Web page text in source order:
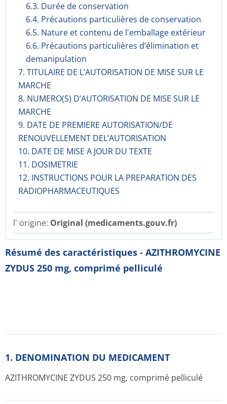
6.3. Durée de conservation
6.4. Précautions particulières de conservation
6.5. Nature et contenu de l'emballage extérieur
6.6. Précautions particulières d’élimination et
demanipulation
7. TITULAIRE DE L’AUTORISATION DE MISE SUR LE
MARCHE
8. NUMERO(S) D’AUTORISATION DE MISE SUR LE
MARCHE
9. DATE DE PREMIERE AUTORISATION/DE
RENOUVELLEMENT DEL’AUTORISATION
10. DATE DE MISE A JOUR DU TEXTE
11. DOSIMETRIE
12. INSTRUCTIONS POUR LA PREPARATION DES
RADIOPHARMACE­UTIQUES
l' origine: Original (medicaments.gouv.fr)
Résumé des caractéristiques - AZITHROMYCINE
ZYDUS 250 mg, comprimé pelliculé
1. DENOMINATION DU MEDICAMENT
AZITHROMYCINE ZYDUS 250 mg, comprimé pelliculé